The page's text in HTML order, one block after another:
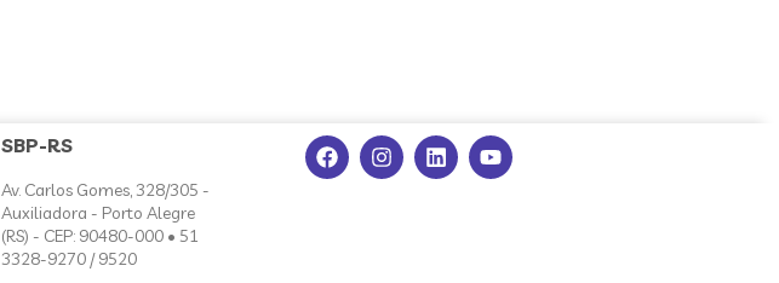
SBP-RS
Av. Carlos Gomes, 328/305 -
Auxiliadora - Porto Alegre
(RS) - CEP: 90480-000 • 51
3328-9270 / 9520